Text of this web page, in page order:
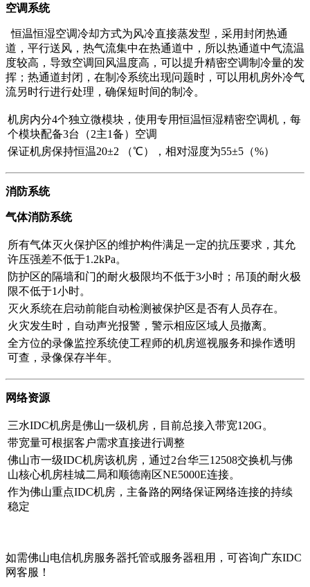
空调系统
恒温恒湿空调冷却方式为风冷直接蒸发型，采用封闭热通
道，平行送风，热气流集中在热通道中，所以热通道中气流温
度较高，导致空调回风温度高，可以提升精密空调制冷量的发
挥；热通道封闭，在制冷系统出现问题时，可以用机房外冷气
流另时行进行处理，确保短时间的制冷。
机房内分4个独立微模块，使用专用恒温恒湿精密空调机，每
个模块配备3台（2主1备）空调
保证机房保持恒温20±2 （℃），相对湿度为55±5（%）
消防系统
气体消防系统
所有气体灭火保护区的维护构件满足一定的抗压要求，其允
许压强差不低于1.2kPa。
防护区的隔墙和门的耐火极限均不低于3小时；吊顶的耐火极
限不低于1小时。
灭火系统在启动前能自动检测被保护区是否有人员存在。
火灾发生时，自动声光报警，警示相应区域人员撤离。
全方位的录像监控系统使工程师的机房巡视服务和操作透明
可查，录像保存半年。
网络资源
三水IDC机房是佛山一级机房，目前总接入带宽120G。
带宽量可根据客户需求直接进行调整
佛山市一级IDC机房该机房，通过2台华三12508交换机与佛
山核心机房桂城二局和顺德南区NE5000E连接。
作为佛山重点IDC机房，主备路的网络保证网络连接的持续
稳定
如需佛山电信机房服务器托管或服务器租用，可咨询广东IDC
网客服！